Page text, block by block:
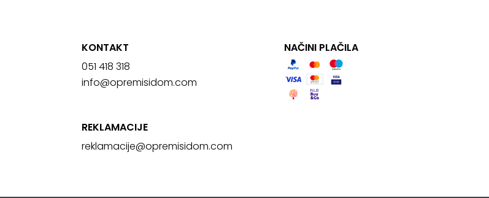
KONTAKT
051 418 318
info@opremisidom.com
REKLAMACIJE
reklamacije@opremisidom.com
NAČINI PLAČILA